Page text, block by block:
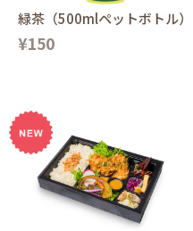
緑茶（500mlペットボトル）
¥150